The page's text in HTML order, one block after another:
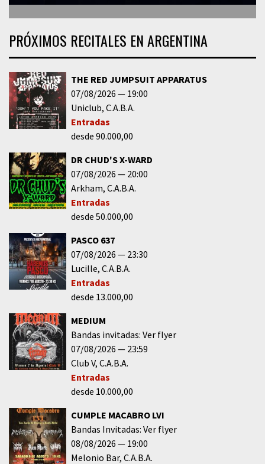
PRÓXIMOS RECITALES EN ARGENTINA
THE RED JUMPSUIT APPARATUS
07/08/2026
19:00
Uniclub C.A.B.A.
Entradas
desde 90.000,00
DR CHUD'S X-WARD
07/08/2026
20:00
Arkham C.A.B.A.
Entradas
desde 50.000,00
PASCO 637
07/08/2026
23:30
Lucille C.A.B.A.
Entradas
desde 13.000,00
MEDIUM
Bandas invitadas: Ver flyer
07/08/2026
23:59
Club V C.A.B.A.
Entradas
desde 10.000,00
CUMPLE MACABRO LVI
Bandas Invitadas: Ver flyer
08/08/2026
19:00
Melonio Bar C.A.B.A.